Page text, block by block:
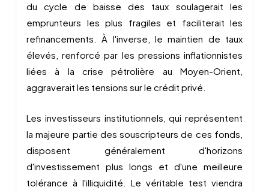
du cycle de baisse des taux soulagerait les
emprunteurs les plus fragiles et faciliterait les
refinancements. À l'inverse, le maintien de taux
élevés, renforcé par les pressions inflationnistes
liées à la crise pétrolière au Moyen-Orient,
aggraverait les tensions sur le crédit privé.
Les investisseurs institutionnels, qui représentent
la majeure partie des souscripteurs de ces fonds,
disposent généralement d'horizons
d'investissement plus longs et d'une meilleure
tolérance à l'illiquidité. Le véritable test viendra